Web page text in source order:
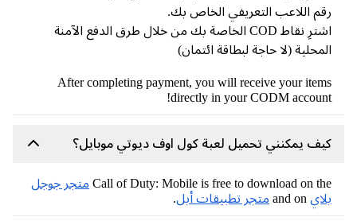
رقم اللاعب التعريفي الخاص بك.
اشترِ نقاط COD الخاصة بك من خلال طرق الدفع الآمنة
المحلية (لا حاجة لبطاقة ائتمان)
After completing payment, you will receive your items
directly in your CODM account!
كيف يمكنني تحميل لعبة كول اوف ديوتي موبايل؟
Call of Duty: Mobile is free to download on the متجر جوجل
بلايand on متجر تطبيقات أبل.